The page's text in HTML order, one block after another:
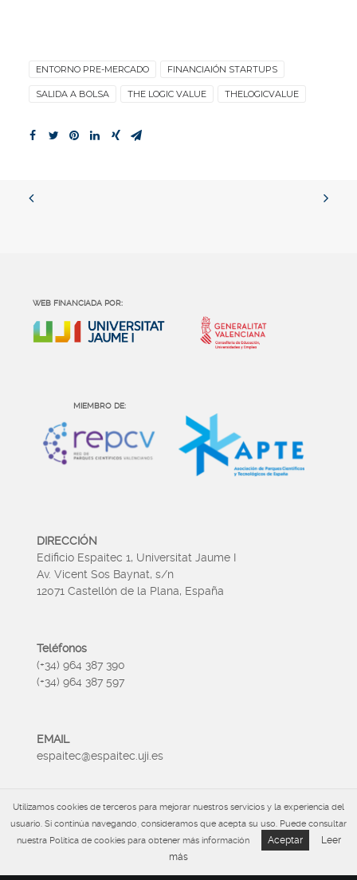
ENTORNO PRE-MERCADO FINANCIAIÓN STARTUPS
SALIDA A BOLSA THE LOGIC VALUE THELOGICVALUE
WEB FINANCIADA POR:
MIEMBRO DE:
DIRECCIÓN
Edificio Espaitec 1, Universitat Jaume I
Av. Vicent Sos Baynat, s/n
12071 Castellón de la Plana, España
Teléfonos
(+34) 964 387 390
(+34) 964 387 597
EMAIL
espaitec@espaitec.uji.es
HORARIO
Lunes a Viernes 09:00 – 15.00
Utilizamos cookies de terceros para mejorar nuestros servicios y la experiencia del
usuario. Si continúa navegando, consideramos que acepta su uso. Puede consultar
nuestra Política de cookies para obtener más información
Aceptar
Leer
más